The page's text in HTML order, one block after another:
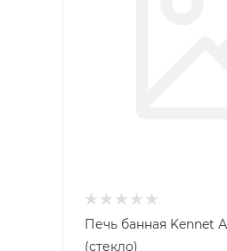
Печь банная Kennet
(стекло)